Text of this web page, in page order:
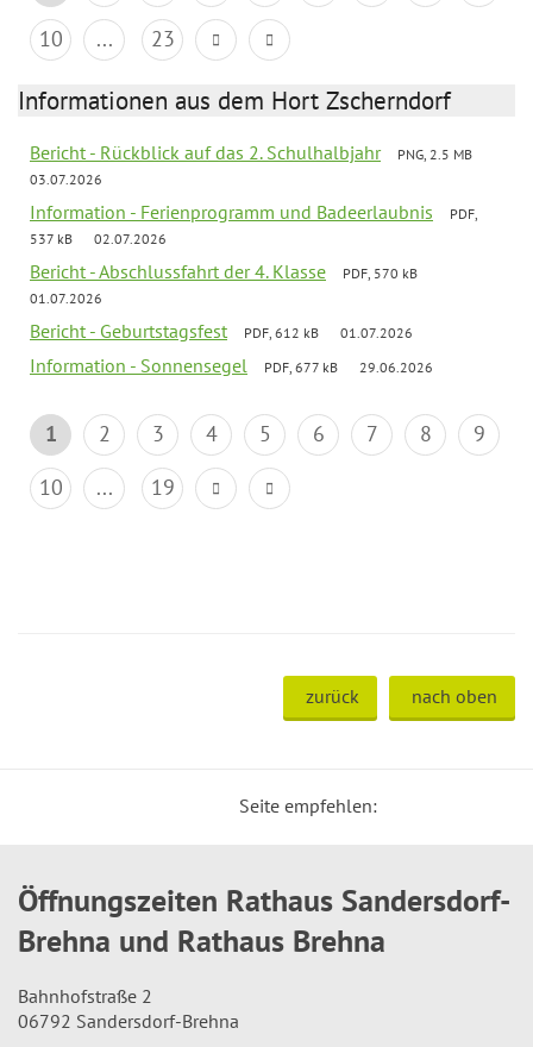
10
... 23
Informationen aus dem Hort Zscherndorf
Bericht - Rückblick auf das 2. Schulhalbjahr
PNG, 2.5 MB
03.07.2026
Information - Ferienprogramm und Badeerlaubnis
PDF,
537 kB
02.07.2026
Bericht - Abschlussfahrt der 4. Klasse
PDF, 570 kB
01.07.2026
Bericht - Geburtstagsfest PDF, 612 kB 01.07.2026
Information - Sonnensegel PDF, 677 kB 29.06.2026
1 2 3 4 5 6 7 8
9
10
... 19
zurück nach oben
Seite empfehlen:
Öffnungszeiten Rathaus Sandersdorf-
Brehna und Rathaus Brehna
Bahnhofstraße 2
06792 Sandersdorf-Brehna